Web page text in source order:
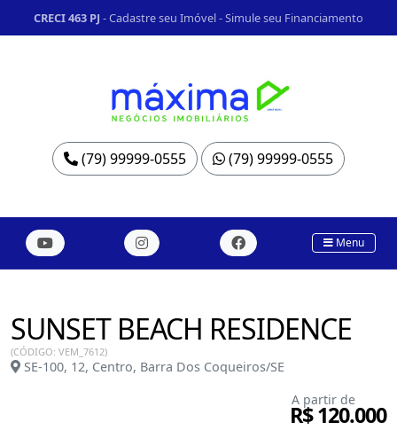
CRECI 463 PJ -Cadastre seu Imóvel-Simule seu Financiamento
(79) 99999-0555 (79) 99999-0555
Menu
SUNSET BEACH RESIDENCE
(CÓDIGO: VEM_7612)
SE-100, 12, Centro, Barra Dos Coqueiros/SE
A partir de
R$ 120.000